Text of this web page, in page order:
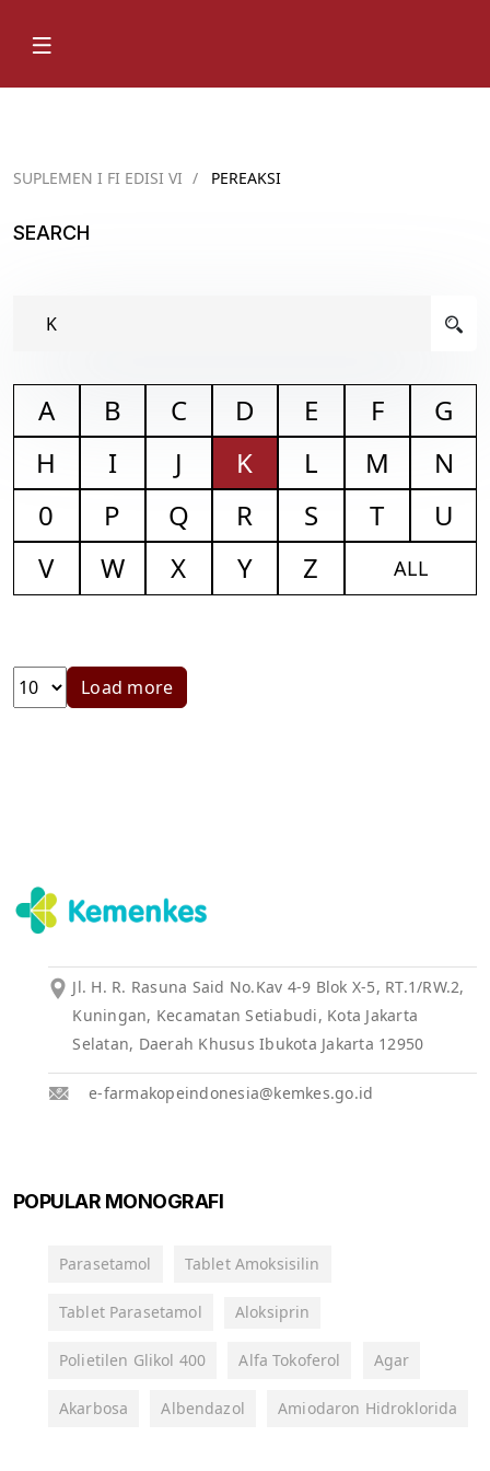
SUPLEMEN I FI EDISI VI / PEREAKSI
SEARCH
A B C D E F
G
H
I J K L M
N
0
P Q R S T
U
V
W X Y Z ALL
Load more
Jl. H. R. Rasuna Said No.Kav 4-9 Blok X-5, RT.1/RW.2,
Kuningan, Kecamatan Setiabudi, Kota Jakarta
Selatan, Daerah Khusus Ibukota Jakarta 12950
e-farmakopeindonesia@kemkes.go.id
POPULAR MONOGRAFI
Parasetamol Tablet Amoksisilin
Tablet Parasetamol Aloksiprin
Polietilen Glikol 400 Alfa Tokoferol Agar
Akarbosa Albendazol Amiodaron Hidroklorida